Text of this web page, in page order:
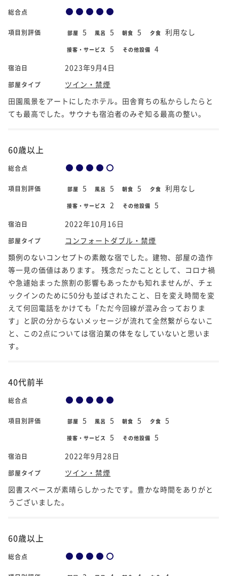
総合点
項目別評価 部屋 5 風呂 5 朝食 5 夕食 利用なし
接客・サービス 5 その他設備 4
宿泊日 2023年9月4日
部屋タイプ
ツイン・禁煙
田園風景をアートにしたホテル。田舎育ちの私からしたらと
ても最高でした。サウナも宿泊者のみぞ知る最高の整い。
60歳以上
総合点
項目別評価 部屋 5 風呂 5 朝食 5 夕食 利用なし
接客・サービス 2 その他設備 5
宿泊日 2022年10月16日
部屋タイプ
コンフォートダブル・禁煙
類例のないコンセプトの素敵な宿でした。建物、部屋の造作
等一見の価値はあります。 残念だったこととして、コロナ禍
や急遽始まった旅割の影響もあったかも知れませんが、チェ
ックインのために50分も並ばされたこと、日を変え時間を変
えて何回電話をかけても「ただ今回線が混み合っておりま
す」と訳の分からないメッセージが流れて全然繋がらないこ
と、この2点については宿泊業の体をなしていないと思いま
す。
40代前半
総合点
項目別評価 部屋 5 風呂 5 朝食 5 夕食 5
接客・サービス 5 その他設備 5
宿泊日 2022年9月28日
部屋タイプ
ツイン・禁煙
図書スペースが素晴らしかったです。豊かな時間をありがと
うございました。
60歳以上
総合点